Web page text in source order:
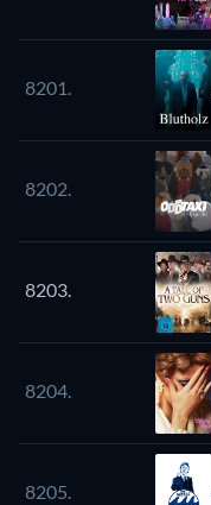
8201.
8202.
8203.
8204.
8205.